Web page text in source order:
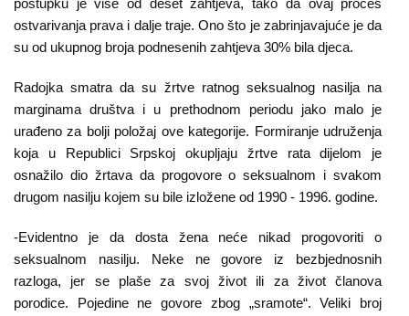
Pravna
pomoć
Antitrafiking
Kampanje
Dokumenti
pozivi
English
postupku je više od deset zahtjeva, tako da ovaj proces
ostvarivanja prava i dalje traje. Ono što je zabrinjavajuće je da
su od ukupnog broja podnesenih zahtjeva 30% bila djeca.
Radojka smatra da su žrtve ratnog seksualnog nasilja na
marginama društva i u prethodnom periodu jako malo je
urađeno za bolji položaj ove kategorije. Formiranje udruženja
koja u Republici Srpskoj okupljaju žrtve rata dijelom je
osnažilo dio žrtava da progovore o seksualnom i svakom
drugom nasilju kojem su bile izložene od 1990 - 1996. godine.
-Evidentno je da dosta žena neće nikad progovoriti o
seksualnom nasilju. Neke ne govore iz bezbjednosnih
razloga, jer se plaše za svoj život ili za život članova
porodice. Pojedine ne govore zbog „sramote“. Veliki broj